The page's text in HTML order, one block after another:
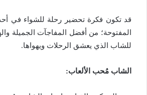
قد تكون فكرة تحضير رحلة للشواء في أحد
المفتوحة؛ من أفضل المفاجآت الجميلة
للشاب الذي يعشق الرحلات ويهواها.
الشاب مُحب الألعاب: